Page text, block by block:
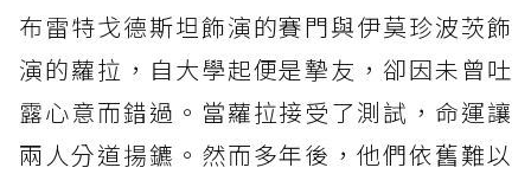
布雷特戈德斯坦飾演的賽門與伊莫珍波茨飾
演的蘿拉，自大學起便是摯友，卻因未曾吐
露心意而錯過。當蘿拉接受了測試，命運讓
兩人分道揚鑣。然而多年後，他們依舊難以